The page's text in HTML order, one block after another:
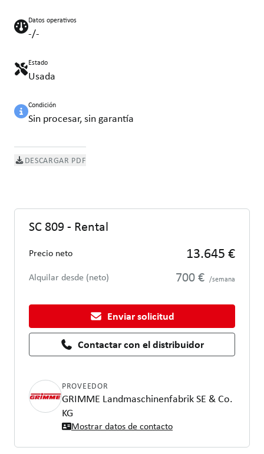
Datos operativos
-/-
Estado
Usada
Condición
Sin procesar, sin garantía
DESCARGAR PDF
SC 809 - Rental
Precio neto 13.645 €
Alquilar desde (neto) 700 € /semana
Enviar solicitud
Contactar con el distribuidor
PROVEEDOR
GRIMME Landmaschinenfabrik SE & Co.
KG
Mostrar datos de contacto